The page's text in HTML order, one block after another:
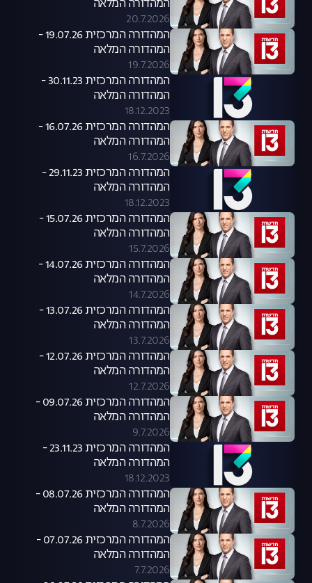
המהדורה המלאה
20.7.2026
המהדורה המרכזית 19.07.26 -
המהדורה המלאה
19.7.2026
המהדורה המרכזית 30.11.23 -
המהדורה המלאה
18.12.2023
המהדורה המרכזית 16.07.26 -
המהדורה המלאה
16.7.2026
המהדורה המרכזית 29.11.23 -
המהדורה המלאה
18.12.2023
המהדורה המרכזית 15.07.26 -
המהדורה המלאה
15.7.2026
המהדורה המרכזית 14.07.26 -
המהדורה המלאה
14.7.2026
המהדורה המרכזית 13.07.26 -
המהדורה המלאה
13.7.2026
המהדורה המרכזית 12.07.26 -
המהדורה המלאה
12.7.2026
המהדורה המרכזית 09.07.26 -
המהדורה המלאה
9.7.2026
המהדורה המרכזית 23.11.23 -
המהדורה המלאה
18.12.2023
המהדורה המרכזית 08.07.26 -
המהדורה המלאה
8.7.2026
המהדורה המרכזית 07.07.26 -
המהדורה המלאה
7.7.2026